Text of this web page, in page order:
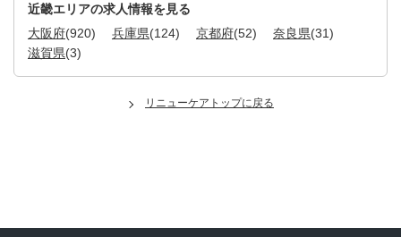
近畿エリアの求人情報を見る
大阪府(920) 兵庫県(124) 京都府(52) 奈良県(31)
滋賀県(3)
リニューケアトップに戻る